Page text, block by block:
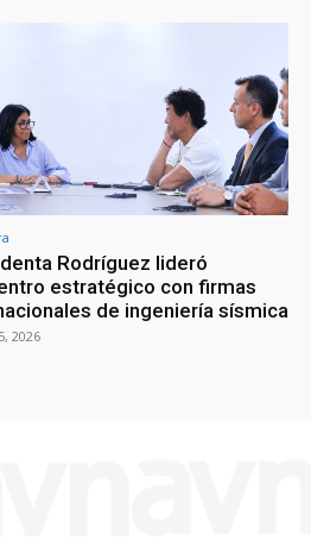
Rodríguez lideró
estratégico con firmas
de ingeniería sísmica
2026